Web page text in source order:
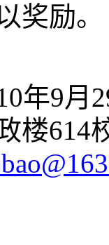
奖励。
年9月
楼614